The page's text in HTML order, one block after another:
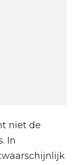
niet de
In